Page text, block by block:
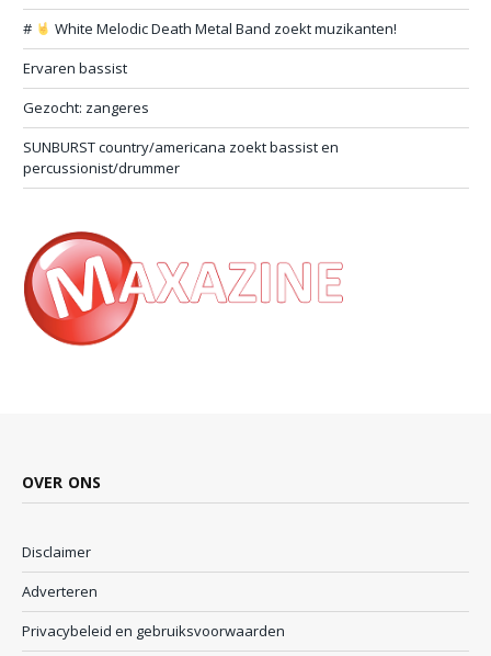
#
White Melodic Death Metal Band zoekt muzikanten!
Ervaren bassist
Gezocht: zangeres
SUNBURST country/americana zoekt bassist en
percussionist/drummer
OVER ONS
Disclaimer
Adverteren
Privacybeleid en gebruiksvoorwaarden